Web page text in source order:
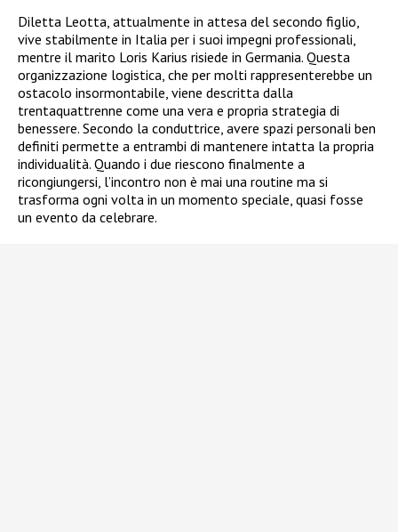
Diletta Leotta, attualmente in attesa del secondo figlio,
vive stabilmente in Italia per i suoi impegni professionali,
mentre il marito Loris Karius risiede in Germania. Questa
organizzazione logistica, che per molti rappresenterebbe un
ostacolo insormontabile, viene descritta dalla
trentaquattrenne come una vera e propria strategia di
benessere. Secondo la conduttrice, avere spazi personali ben
definiti permette a entrambi di mantenere intatta la propria
individualità. Quando i due riescono finalmente a
ricongiungersi, l’incontro non è mai una routine ma si
trasforma ogni volta in un momento speciale, quasi fosse
un evento da celebrare.